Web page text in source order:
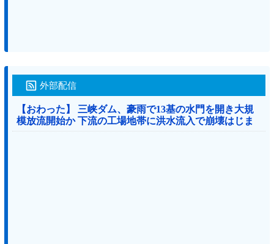
外部配信
【おわった】 三峡ダム、豪雨で13基の水門を開き大規
模放流開始か 下流の工場地帯に洪水流入で崩壊はじま
る